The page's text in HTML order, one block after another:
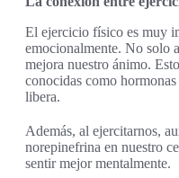
El ejercicio físico es muy
emocionalmente. No solo
mejora nuestro ánimo.
conocidas como
libera.
Además, al ejercitarnos,
norepinefrina en nuestro
sentir mejor mentalmente.